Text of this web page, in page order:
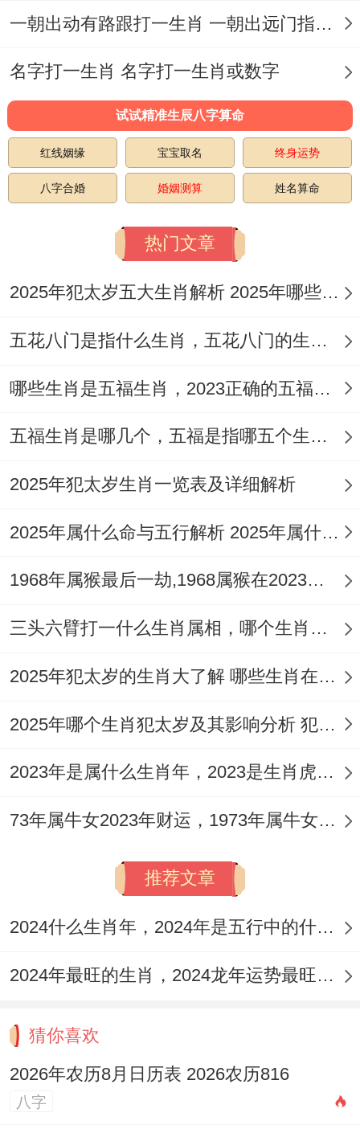
一朝出动有路跟打一生肖 一朝出远门指什么生肖
名字打一生肖 名字打一生肖或数字
试试精准生辰八字算命
红线姻缘 宝宝取名 终身运势
八字合婚 婚姻测算 姓名算命
热门文章
2025年犯太岁五大生肖解析 2025年哪些生肖会犯太岁
五花八门是指什么生肖，五花八门的生肖究竟是谁？
哪些生肖是五福生肖，2023正确的五福生肖是哪5位
五福生肖是哪几个，五福是指哪五个生肖动物
2025年犯太岁生肖一览表及详细解析
2025年属什么命与五行解析 2025年属什么生肖五行属性是什么
1968年属猴最后一劫,1968属猴在2023劫数
三头六臂打一什么生肖属相，哪个生肖三头六臂
2025年犯太岁的生肖大了解 哪些生肖在2025年犯太岁
2025年哪个生肖犯太岁及其影响分析 犯太岁的生肖及化解方法解析
2023年是属什么生肖年，2023是生肖虎年还是兔年
73年属牛女2023年财运，1973年属牛女2023年每月运势怎样
推荐文章
2024什么生肖年，2024年是五行中的什么生肖年份
2024年最旺的生肖，2024龙年运势最旺的4个生肖
猜你喜欢
2026年农历8月日历表 2026农历816
八字